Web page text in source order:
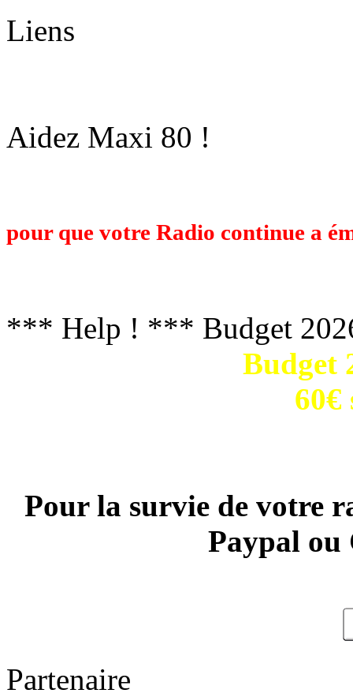
Liens
Aidez Maxi 80 !
pour que votre Radio continue a
*** Help ! *** Budget
Budget
60€
Pour la survie de votre
Paypal ou
Partenaire